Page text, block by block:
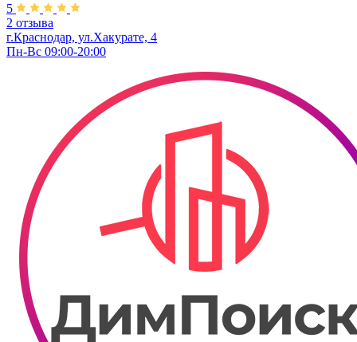
5
2 отзыва
г.Краснодар, ул.Хакурате, 4
Пн-Вс 09:00-20:00